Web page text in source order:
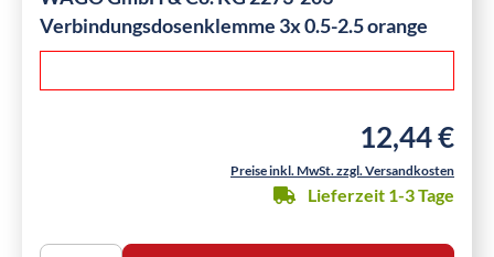
Verbindungsdosenklemme 3x 0.5-2.5 orange
Regulärer
12,44 €
Preise inkl. MwSt. zzgl. Versandkosten
Lieferzeit 1-3 Tage